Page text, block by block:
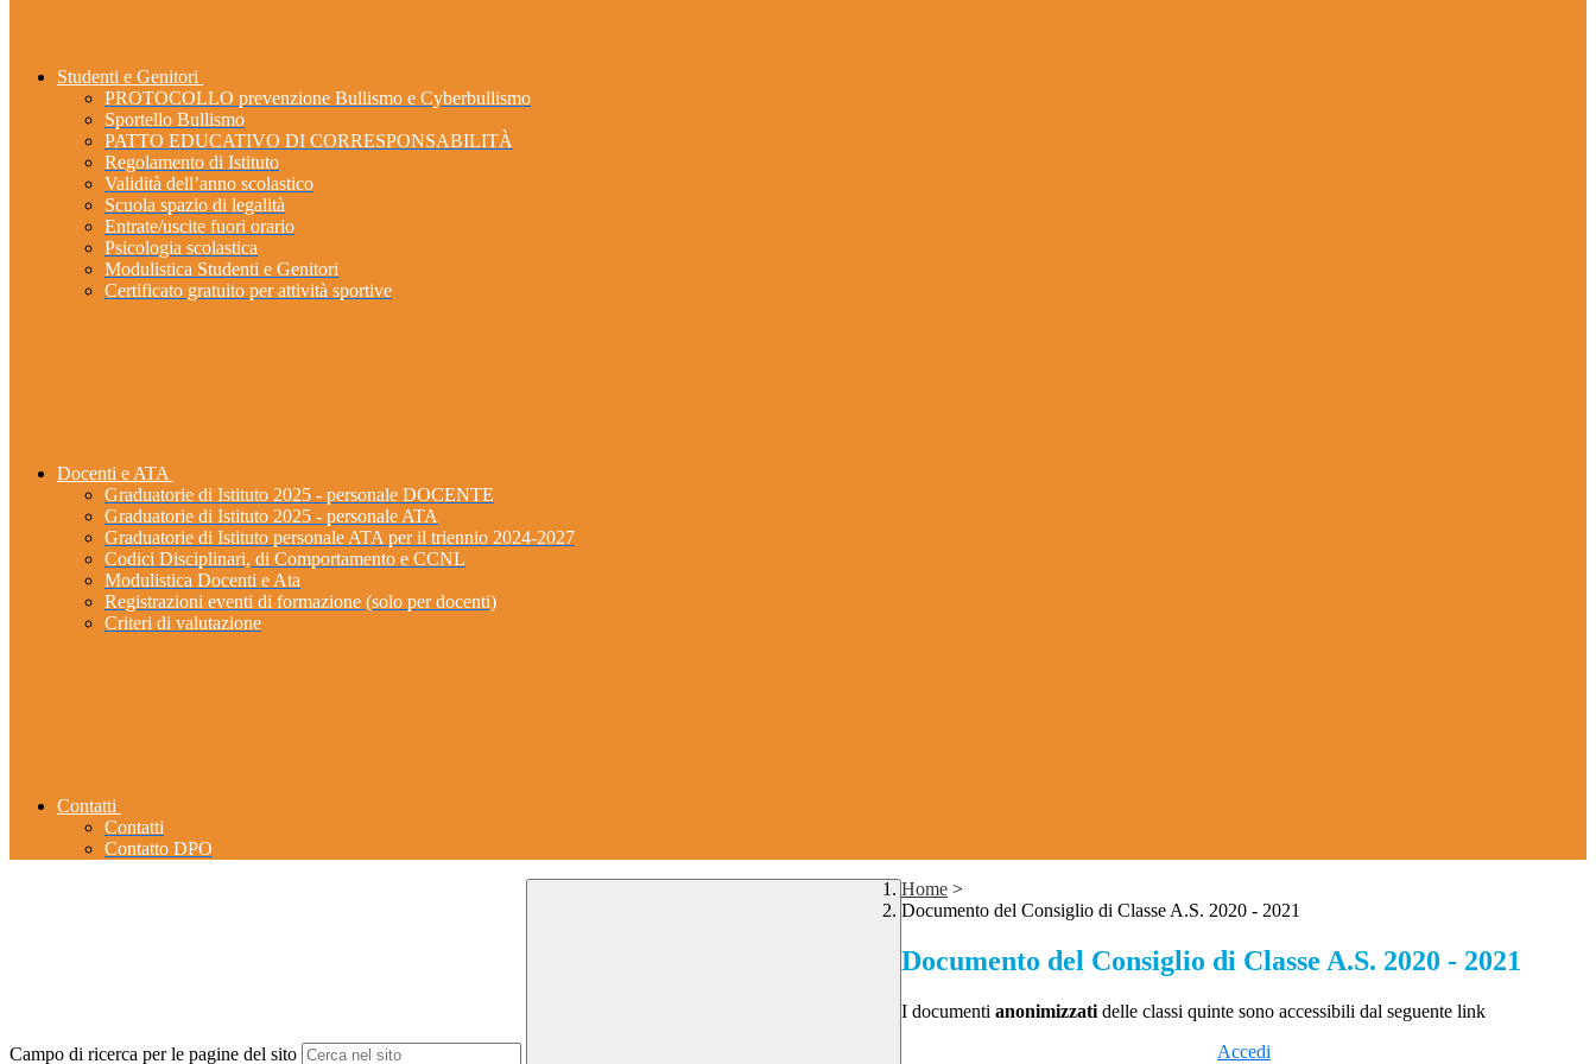
Studenti e Genitori
PROTOCOLLO prevenzione Bullismo e Cyberbullismo
Sportello Bullismo
PATTO EDUCATIVO DI CORRESPONSABILITÀ
Regolamento di Istituto
Validità dell’anno scolastico
Scuola spazio di legalità
Entrate/uscite fuori orario
Psicologia scolastica
Modulistica Studenti e Genitori
Certificato gratuito per attività sportive
Docenti e ATA
Graduatorie di Istituto 2025 - personale DOCENTE
Graduatorie di Istituto 2025 - personale ATA
Graduatorie di Istituto personale ATA per il triennio 2024-2027
Codici Disciplinari, di Comportamento e CCNL
Modulistica Docenti e Ata
Registrazioni eventi di formazione (solo per docenti)
Criteri di valutazione
Contatti
Contatti
Contatto DPO
Campo di ricerca per le pagine del sito
Home >
Documento del Consiglio di Classe A.S. 2020 - 2021
Documento del Consiglio di Classe A.S. 2020 - 2021
I documenti anonimizzati delle classi quinte sono accessibili dal seguente link
Accedi